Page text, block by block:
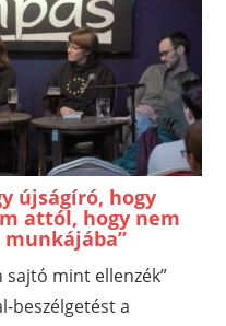
újságíró, hogy
attól, hogy nem
sajtó mint ellenzék”
beszélgetést a